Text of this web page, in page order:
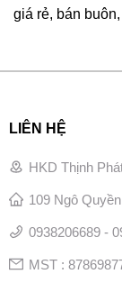
giá rẻ, bán
LIÊN HỆ
HKD Thịnh
109 Ngô
0938206689 -
MST :